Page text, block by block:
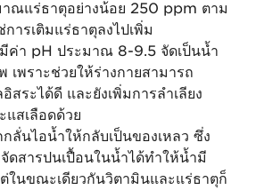
ณแร่ธาตุอย่างน้อย 250 ppm ตาม
ารเติมแร่ธาตุลงไปเพิ่ม
ค่า pH ประมาณ 8-9.5 จัดเป็นน้ำ
เพราะช่วยให้ร่างกายสามารถ
สระได้ดี และยังเพิ่มการลำเลียง
แสเลือดด้วย
ลั่นไอน้ำให้กลับเป็นของเหลว ซึ่ง
ดสารปนเปื้อนในน้ำได้ทำให้น้ำมี
ในขณะเดียวกันวิตามินและแร่ธาตุก็